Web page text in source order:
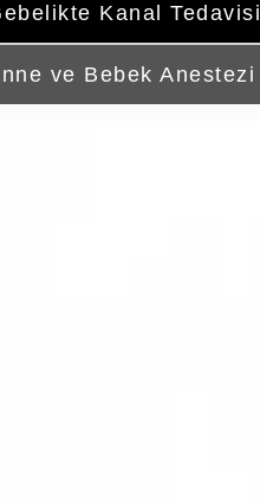
Kanal Tedavisi
ve Bebek Anestezi